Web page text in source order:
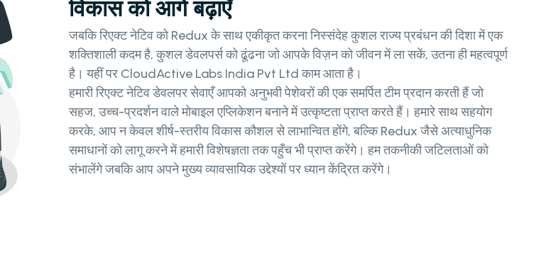
विकास को आगे बढ़ाएँ
जबकि रिएक्ट नेटिव को Redux के साथ एकीकृत करना निस्संदेह कुशल राज्य प्रबंधन की दिशा में एक
शक्तिशाली कदम है, कुशल डेवलपर्स को ढूंढना जो आपके विज़न को जीवन में ला सकें, उतना ही महत्वपूर्ण
है। यहीं पर CloudActive Labs India Pvt Ltd काम आता है।
हमारी रिएक्ट नेटिव डेवलपर सेवाएँ आपको अनुभवी पेशेवरों की एक समर्पित टीम प्रदान करती हैं जो
सहज, उच्च-प्रदर्शन वाले मोबाइल एप्लिकेशन बनाने में उत्कृष्टता प्राप्त करते हैं। हमारे साथ सहयोग
करके, आप न केवल शीर्ष-स्तरीय विकास कौशल से लाभान्वित होंगे, बल्कि Redux जैसे अत्याधुनिक
समाधानों को लागू करने में हमारी विशेषज्ञता तक पहुँच भी प्राप्त करेंगे। हम तकनीकी जटिलताओं को
संभालेंगे जबकि आप अपने मुख्य व्यावसायिक उद्देश्यों पर ध्यान केंद्रित करेंगे।